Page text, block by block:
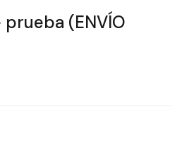
prueba (ENVÍO